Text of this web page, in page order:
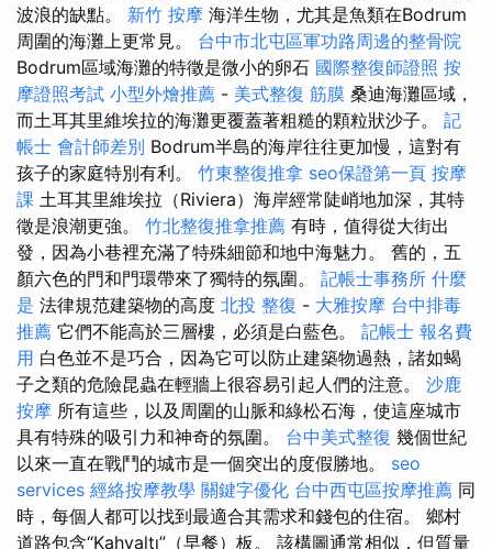
波浪的缺點。 新竹 按摩 海洋生物，尤其是魚類在Bodrum
周圍的海灘上更常見。 台中市北屯區軍功路周邊的整骨院
Bodrum區域海灘的特徵是微小的卵石 國際整復師證照 按
摩證照考試 小型外燴推薦 - 美式整復 筋膜 桑迪海灘區域，
而土耳其里維埃拉的海灘更覆蓋著粗糙的顆粒狀沙子。 記
帳士 會計師差別 Bodrum半島的海岸往往更加慢，這對有
孩子的家庭特別有利。 竹東整復推拿 seo保證第一頁 按摩
課 土耳其里維埃拉（Riviera）海岸經常陡峭地加深，其特
徵是浪潮更強。 竹北整復推拿推薦 有時，值得從大街出
發，因為小巷裡充滿了特殊細節和地中海魅力。 舊的，五
顏六色的門和門環帶來了獨特的氛圍。 記帳士事務所 什麼
是 法律規范建築物的高度 北投 整復 - 大雅按摩 台中排毒
推薦 它們不能高於三層樓，必須是白藍色。 記帳士 報名費
用 白色並不是巧合，因為它可以防止建築物過熱，諸如蝎
子之類的危險昆蟲在輕牆上很容易引起人們的注意。 沙鹿
按摩 所有這些，以及周圍的山脈和綠松石海，使這座城市
具有特殊的吸引力和神奇的氛圍。 台中美式整復 幾個世紀
以來一直在戰鬥的城市是一個突出的度假勝地。 seo
services 經絡按摩教學 關鍵字優化 台中西屯區按摩推薦 同
時，每個人都可以找到最適合其需求和錢包的住宿。 鄉村
道路包含“Kahvaltı”（早餐）板。 該構圖通常相似，但質量